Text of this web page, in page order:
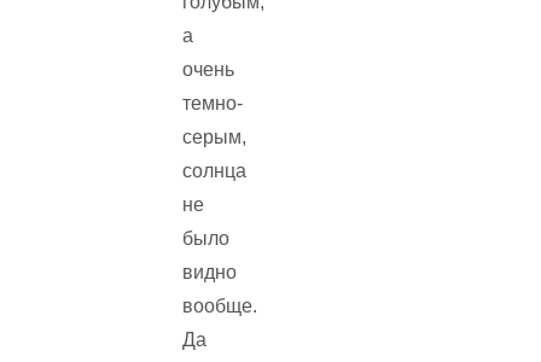
а
очень
темно-
серым,
солнца
не
было
видно
вообще.
Да